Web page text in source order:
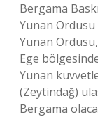
Bergama
Yunan Ordusu
Yunan Ordusu,
Ege
Yunan
(Zeytindağ)
Bergama